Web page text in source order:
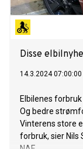
Disse
14.3.2024 07:00:00
Elbilenes
Og bedre
Vinterens store
forbruk, sier Nils